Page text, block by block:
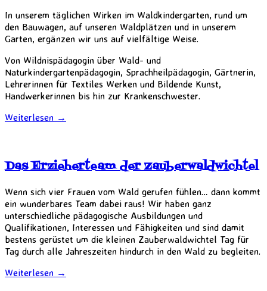
In unserem täglichen Wirken im Waldkindergarten, rund um
den Bauwagen, auf unseren Waldplätzen und in unserem
Garten, ergänzen wir uns auf vielfältige Weise.
Von Wildnispädagogin über Wald- und
Naturkindergartenpädagogin, Sprachheilpädagogin, Gärtnerin,
Lehrerinnen für Textiles Werken und Bildende Kunst,
Handwerkerinnen bis hin zur Krankenschwester.
Weiterlesen →
Das Erzieherteam der Zauberwaldwichtel
Wenn sich vier Frauen vom Wald gerufen fühlen… dann kommt
ein wunderbares Team dabei raus! Wir haben ganz
unterschiedliche pädagogische Ausbildungen und
Qualifikationen, Interessen und Fähigkeiten und sind damit
bestens gerüstet um die kleinen Zauberwaldwichtel Tag für
Tag durch alle Jahreszeiten hindurch in den Wald zu begleiten.
Weiterlesen →